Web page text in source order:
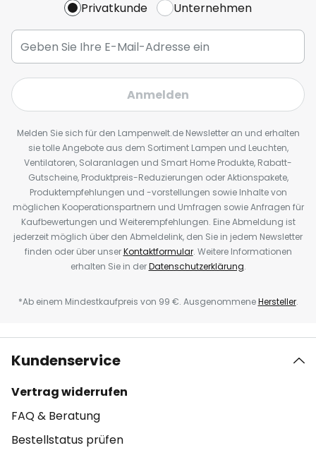
Privatkunde Unternehmen
Anmelden
Melden Sie sich für den Lampenwelt.de Newsletter an und erhalten
sie tolle Angebote aus dem Sortiment Lampen und Leuchten,
Ventilatoren, Solaranlagen und Smart Home Produkte, Rabatt-
Gutscheine, Produktpreis-Reduzierungen oder Aktionspakete,
Produktempfehlungen und -vorstellungen sowie Inhalte von
möglichen Kooperationspartnern und Umfragen sowie Anfragen für
Kaufbewertungen und Weiterempfehlungen. Eine Abmeldung ist
jederzeit möglich über den Abmeldelink, den Sie in jedem Newsletter
finden oder über unserKontaktformular. Weitere Informationen
erhalten Sie in derDatenschutzerklärung.
*Ab einem Mindestkaufpreis von 99 €. AusgenommeneHersteller.
Kundenservice
Vertrag widerrufen
FAQ & Beratung
Bestellstatus prüfen